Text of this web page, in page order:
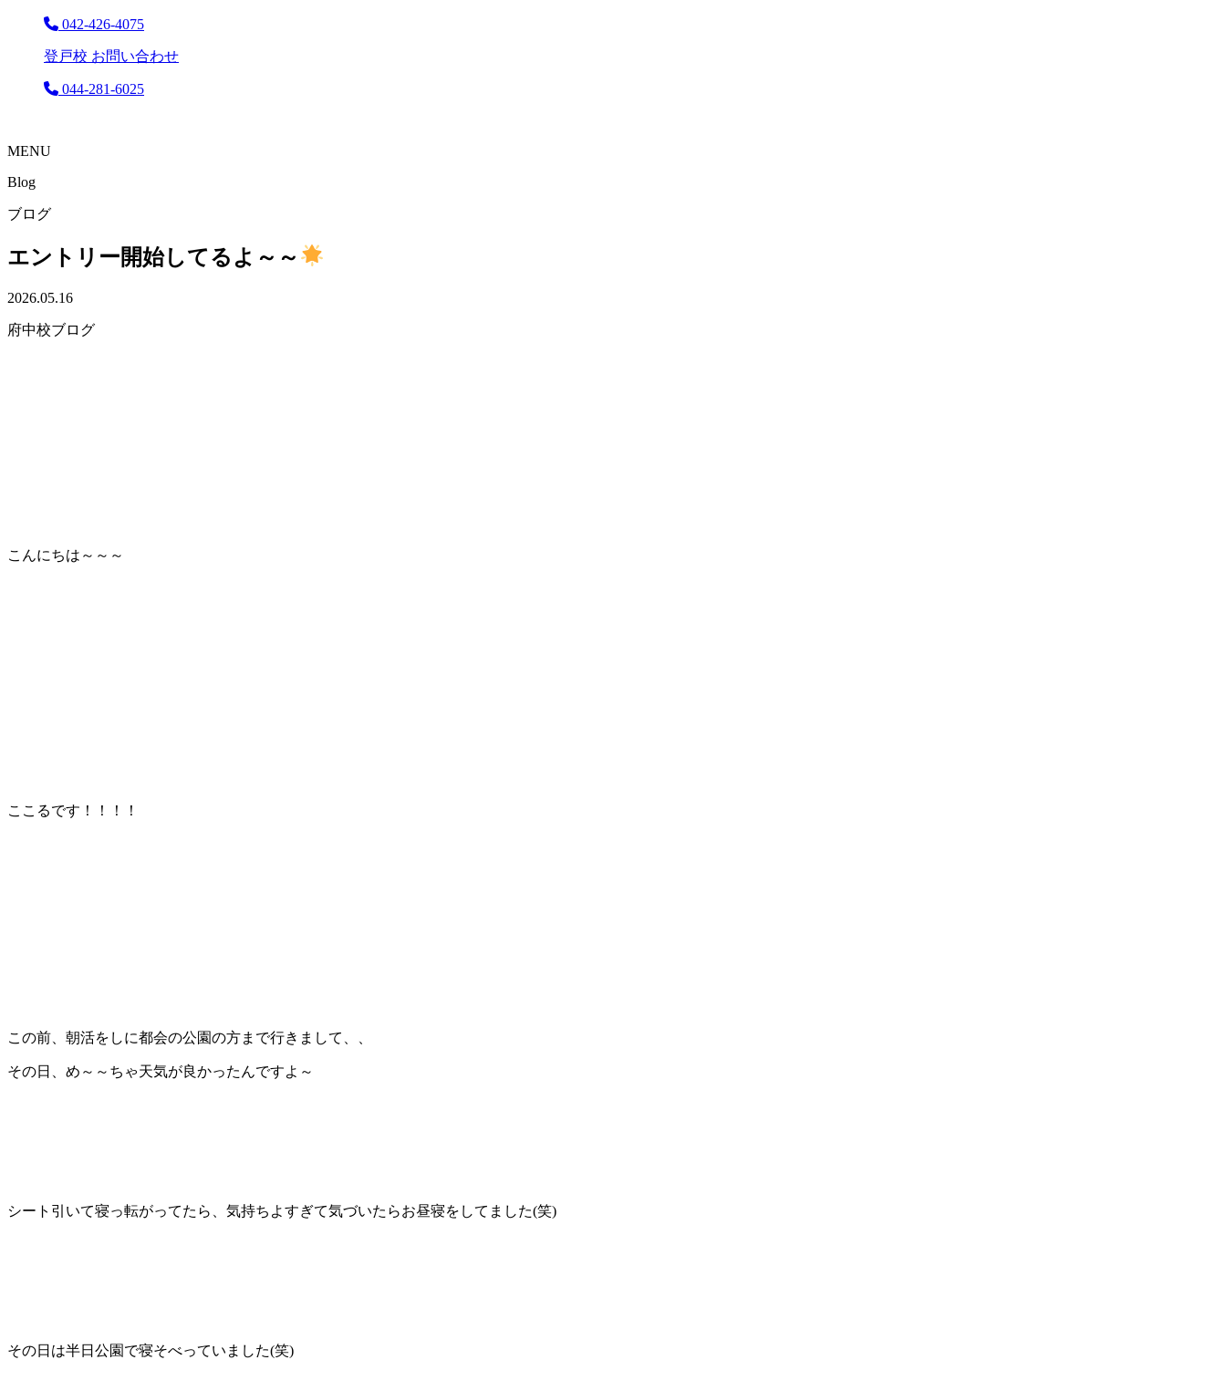
042-426-4075
登戸校 お問い合わせ
044-281-6025
MENU
Blog
ブログ
エントリー開始してるよ～～
2026.05.16
府中校ブログ
こんにちは～～～
ここるです！！！！
この前、朝活をしに都会の公園の方まで行きまして、、
その日、め～～ちゃ天気が良かったんですよ～
シート引いて寝っ転がってたら、気持ちよすぎて気づいたらお昼寝をしてました(笑)
その日は半日公園で寝そべっていました(笑)